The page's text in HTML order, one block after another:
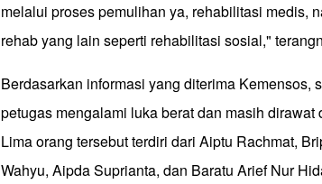
melalui proses pemulihan ya, rehabilitasi medis,
rehab yang lain seperti rehabilitasi sosial,"
Berdasarkan informasi yang diterima Kemensos,
petugas mengalami luka berat dan masih dirawat
Lima orang tersebut terdiri dari Aiptu Rachmat,
Wahyu, Aipda Suprianta, dan Baratu Arief Nur